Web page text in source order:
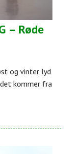
– Røde
og vinter lyd
kommer fra